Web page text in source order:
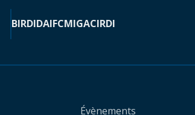
BIRDIDAIFCMIGACIRDI
Évènements